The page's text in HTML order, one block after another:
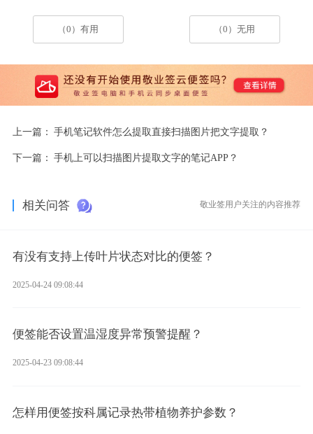
（0）有用 （0）无用
上一篇： 手机笔记软件怎么提取直接扫描图片把文字提取？
下一篇： 手机上可以扫描图片提取文字的笔记APP？
相关问答 敬业签用户关注的内容推荐
有没有支持上传叶片状态对比的便签？
2025-04-24 09:08:44
便签能否设置温湿度异常预警提醒？
2025-04-23 09:08:44
怎样用便签按科属记录热带植物养护参数？